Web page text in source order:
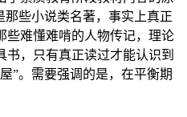
那些小说类名著，事实上真正
些难懂难啃的人物传记，理论
书，只有真正读过才能认识到
”。需要强调的是，在平衡期